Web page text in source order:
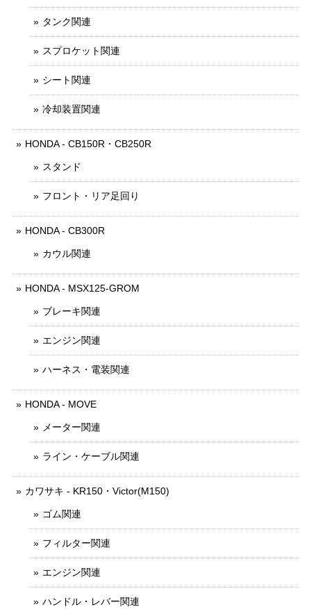
タンク関連
スプロケット関連
シート関連
冷却装置関連
HONDA - CB150R・CB250R
スタンド
フロント・リア足回り
HONDA - CB300R
カウル関連
HONDA - MSX125-GROM
ブレーキ関連
エンジン関連
ハーネス・電装関連
HONDA - MOVE
メーター関連
ライン・ケーブル関連
カワサキ - KR150・Victor(M150)
ゴム関連
フィルター関連
エンジン関連
ハンドル・レバー関連